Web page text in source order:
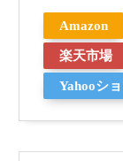
Amazon
楽天市場
Yahooシ